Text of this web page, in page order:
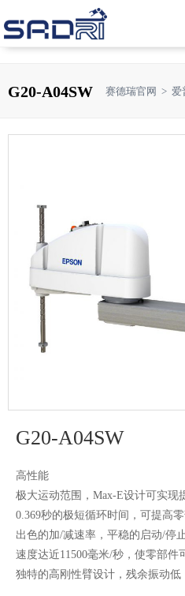
赛德瑞官网 > 爱
G20-A04SW
G20-A04SW
高性能
极大运动范围，Max-E设计可实现
0.369秒的极短循环时间，可提高
出色的加/减速率，平稳的启动/停
速度达近11500毫米/秒，使零部件
独特的高刚性臂设计，残余振动低